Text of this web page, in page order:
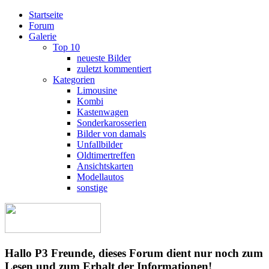
Startseite
Forum
Galerie
Top 10
neueste Bilder
zuletzt kommentiert
Kategorien
Limousine
Kombi
Kastenwagen
Sonderkarosserien
Bilder von damals
Unfallbilder
Oldtimertreffen
Ansichtskarten
Modellautos
sonstige
Hallo P3 Freunde, dieses Forum dient nur noch zum
Lesen und zum Erhalt der Informationen!